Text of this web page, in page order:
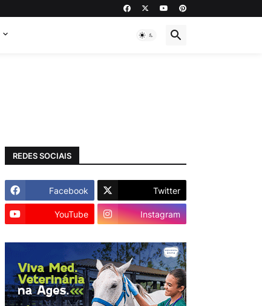
REDES SOCIAIS
Facebook Twitter
YouTube Instagram